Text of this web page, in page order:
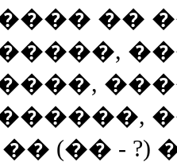
��
(�� -